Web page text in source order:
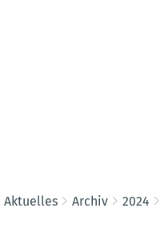
Aktuelles Archiv 2024